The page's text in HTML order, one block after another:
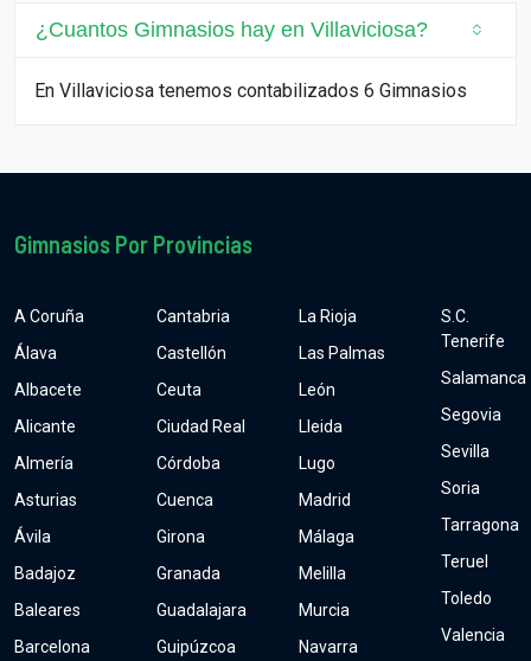
¿Cuantos Gimnasios hay en Villaviciosa?
En Villaviciosa tenemos contabilizados 6 Gimnasios
Gimnasios Por Provincias
A Coruña
Álava
Albacete
Alicante
Almería
Asturias
Ávila
Badajoz
Baleares
Barcelona
Cantabria
Castellón
Ceuta
Ciudad Real
Córdoba
Cuenca
Girona
Granada
Guadalajara
Guipúzcoa
La Rioja
Las Palmas
León
Lleida
Lugo
Madrid
Málaga
Melilla
Murcia
Navarra
S.C.
Tenerife
Salamanca
Segovia
Sevilla
Soria
Tarragona
Teruel
Toledo
Valencia